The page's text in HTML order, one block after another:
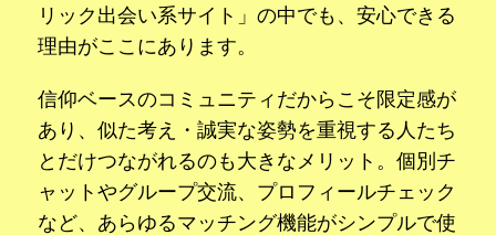
リック出会い系サイト」の中でも、安心できる
理由がここにあります。
信仰ベースのコミュニティだからこそ限定感が
あり、似た考え・誠実な姿勢を重視する人たち
とだけつながれるのも大きなメリット。個別チ
ャットやグループ交流、プロフィールチェック
など、あらゆるマッチング機能がシンプルで使